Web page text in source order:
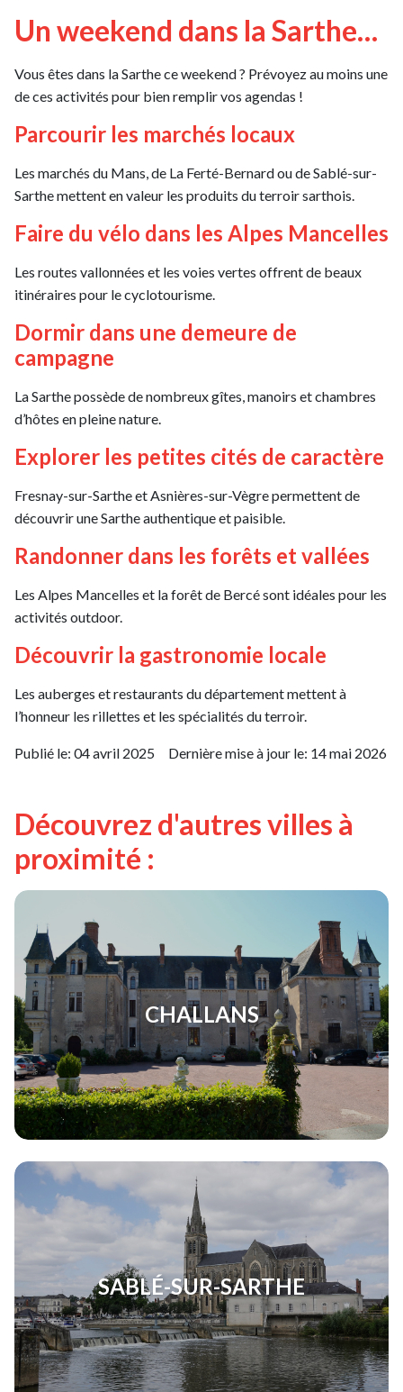
Un weekend dans la Sarthe…
Vous êtes dans la Sarthe ce weekend ? Prévoyez au moins une
de ces activités pour bien remplir vos agendas !
Parcourir les marchés locaux
Les marchés du Mans, de La Ferté-Bernard ou de Sablé-sur-
Sarthe mettent en valeur les produits du terroir sarthois.
Faire du vélo dans les Alpes Mancelles
Les routes vallonnées et les voies vertes offrent de beaux
itinéraires pour le cyclotourisme.
Dormir dans une demeure de
campagne
La Sarthe possède de nombreux gîtes, manoirs et chambres
d’hôtes en pleine nature.
Explorer les petites cités de caractère
Fresnay-sur-Sarthe et Asnières-sur-Vègre permettent de
découvrir une Sarthe authentique et paisible.
Randonner dans les forêts et vallées
Les Alpes Mancelles et la forêt de Bercé sont idéales pour les
activités outdoor.
Découvrir la gastronomie locale
Les auberges et restaurants du département mettent à
l’honneur les rillettes et les spécialités du terroir.
Publié le: 04 avril 2025 Dernière mise à jour le: 14 mai 2026
Découvrez d'autres villes à
proximité :
CHALLANS
SABLÉ-SUR-SARTHE